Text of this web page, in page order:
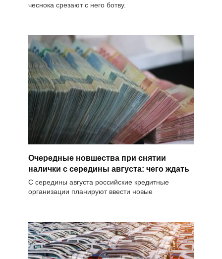
чеснока срезают с него ботву.
Очередные новшества при снятии
налички с середины августа: чего ждать
С середины августа российские кредитные
организации планируют ввести новые